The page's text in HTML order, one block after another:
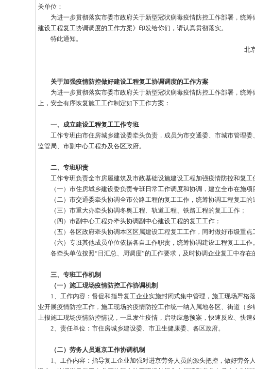
关单位：
为进一步贯彻落实市委市政府关于新型冠状病毒疫情防控工作部署，统筹
建设工程复工协调调度的工作方案》印发给你们，请认真贯彻落实。
特此通知。
北京市住房和城乡建
2020年2月
关于加强疫情防控做好建设工程复工协调调度的工作方案
为进一步贯彻落实市委市政府关于新型冠状病毒疫情防控工作部署，统筹
上，安全有序恢复施工工作制定如下工作方案：
一、成立建设工程复工工作专班
工作专班由市住房城乡建设委牵头负责，成员为市交通委、市城市管理委
监管局、市副中心工程办及各区政府。
二、专班职责
工作专班负责全市房屋建筑及市政基础设施建设工程加强疫情防控和复工
（一）市住房城乡建设委负责专班日常工作调度和协调，建立全市在施项
（二）市交通委牵头协调全市公路工程的复工工作，统筹协调工程复工的
（三）市重大办牵头协调冬奥工程、轨道工程、铁路工程的复工工作；
（四）市副中心工程办牵头协调副中心建设工程的复工工作；
（五）各区政府牵头协调本区区属建设工程复工工作，同时做好市级重点
（六）专班其他成员单位依据各自工作职责，统筹协调建设工程复工工作。
各牵头单位按照“日汇总、周调度”的工作要求，及时协调企业复工中存在
三、专班工作机制
（一）施工现场疫情防控工作协调机制
1、工作内容：督促和指导复工企业实施封闭式集中管理，施工现场严格
业开展疫情防控工作，施工现场的疫情防控工作统一纳入属地各区、街道（
上报施工现场疫情防控情况，一旦发生疫情，启动应急预案，快速反应、快速
2、责任单位：市住房城乡建设委、市卫生健康委、各区政府。
（二）劳务人员返京工作协调机制
1、工作内容：指导复工企业加强对进京劳务人员的源头把控，做好劳务